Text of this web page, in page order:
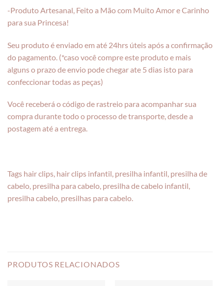
-Produto Artesanal, Feito a Mão com Muito Amor e Carinho
para sua Princesa!
Seu produto é enviado em até 24hrs úteis após a confirmação
do pagamento. (*caso você compre este produto e mais
alguns o prazo de envio pode chegar ate 5 dias isto para
confeccionar todas as peças)
Você receberá o código de rastreio para acompanhar sua
compra durante todo o processo de transporte, desde a
postagem até a entrega.
Tags hair clips, hair clips infantil, presilha infantil, presilha de
cabelo, presilha para cabelo, presilha de cabelo infantil,
presilha cabelo, presilhas para cabelo.
PRODUTOS RELACIONADOS